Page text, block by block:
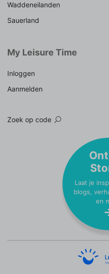
Waddeneilanden
Sauerland
My Leisure Time
Inloggen
Aanmelden
Zoek op code
Laat je
blogs,
en